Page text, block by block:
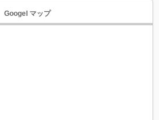
Googel マップ